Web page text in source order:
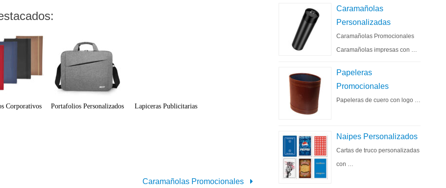
Corporativos Portafolios Personalizados Lapiceras Publicitarias
Caramañolas Promocionales
Caramañolas
Personalizadas
Caramañolas Promocionales
Caramañolas impresas con …
Papeleras
Promocionales
Papeleras de cuero con logo …
Naipes Personalizados
Cartas de truco personalizadas
con …